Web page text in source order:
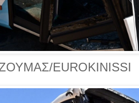
EUROKINISSI